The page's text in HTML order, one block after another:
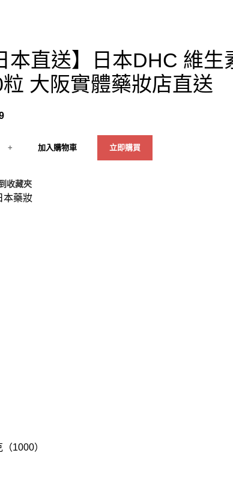
本直送】日本DHC 維生
大阪實體藥妝店直送
加入購物車 立即購買
收藏夾
本藥妝
1000）